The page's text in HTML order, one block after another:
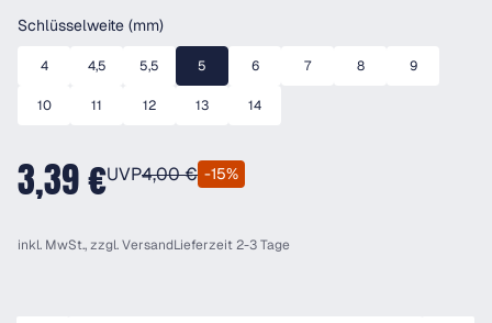
Schlüsselweite (mm)auswählen
4 4,5 5,5 5 6 7 8 9
10 11 12 13 14
3,39 €UVP4,00 € -15%
inkl. MwSt., zzgl.VersandLieferzeit 2-3 Tage